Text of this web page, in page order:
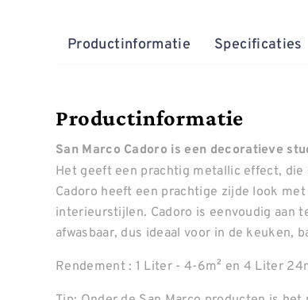
Productinformatie Specificaties
Productinformatie
San Marco Cadoro is een decoratieve
Het geeft een prachtig metallic effect,
Cadoro heeft een prachtige zijde look
interieurstijlen. Cadoro is eenvoudig aan
afwasbaar, dus ideaal voor in de keuken,
Rendement : 1 Liter - 4-6m² en 4 Liter